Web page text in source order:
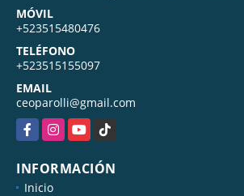
MÓVIL
+523515480476
TELÉFONO
+523515155097
EMAIL
ceoparolli@gmail.com
FacebookInstagramYouTubeTikTok
INFORMACIÓN
Inicio